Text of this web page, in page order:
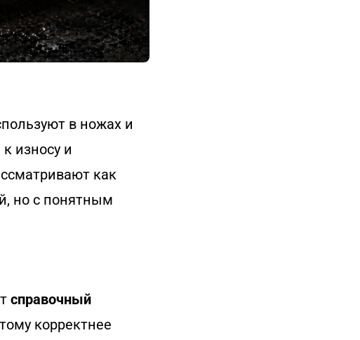
в ножах и
износу и
как
но с понятным
справочный
корректнее